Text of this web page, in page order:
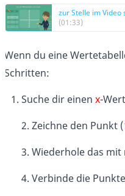
zur Stelle im Video
(01:33)
Wenn du eine
Schritten:
Suche dir einen x-
2. Zeichne den Punkt (
3. Wiederhole das mit
4. Verbinde die Punkte